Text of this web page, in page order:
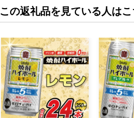
この返礼品を見ている人は